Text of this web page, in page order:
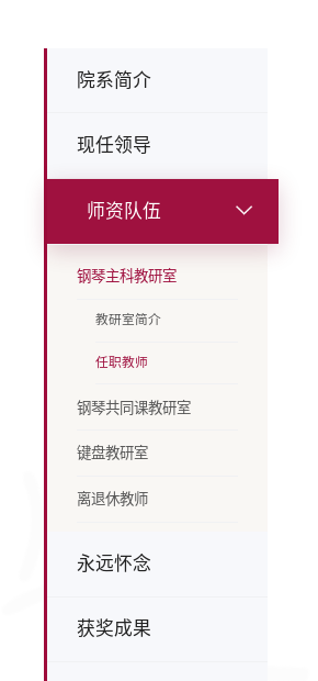
院系简介
现任领导
师资队伍
钢琴主科教研室
教研室简介
任职教师
钢琴共同课教研室
键盘教研室
离退休教师
永远怀念
获奖成果